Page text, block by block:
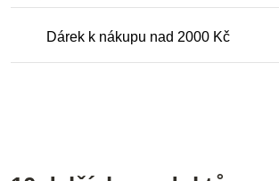
Dárek k nákupu nad 2000 Kč